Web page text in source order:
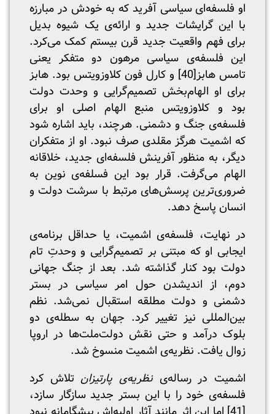
او فلسفه‌ای سیاسی آفرید که به خودش در مبارزه
با این گرایشات جدید و ارائه‌ی یک شیوه‌ بدیل
برای فهم واقعیت جدید قرن بیستم کمک می‌کرد.
این فلسفه‌ی سیاسی مرهون دو متفکر یعنی
تامس هابز[40]
و کارل فون کلاوزویتس بود. هابز
برای او الهام‌بخش تصمیم‌گرایی و وحدت دولت
بود و کلاوزویتس منبع الهام اصلی او برای
فلسفه‌ی جنگ و دشمنی. هرچند، باید اشاره شود
که اشمیت هرگز مقلدی صرف نبود. او از متفکران
دیگر، به منظور آفرینش فلسفه‌ای جدید، خلاقانه
الهام می‌گرفت. قرار بود این فسلفه‌ی نوین به
ضروری‌ترین پرسش‌های مرتبط با سرشت دولت و
انسان پاسخ دهد.
در نهایت، فلسفه‌ی اشمیت، یا حداقل برنامه‌ی
ایجابی او که مبتنی بر تصمیم‌گرایی و وحدتِ تام
دولت بود کنار گذاشته شد. بعد از جنگ جهانی
دوم، از اندیشدن حول امر سیاسی در بستر
دشمنی و دولت مطلقه استقبال نمی‌شد. نظم
بین‌المللی نیز تغییر کرد. جهان به سطله‌ی دو
بلوک درآمد و حتی نقش دولت‌ملت‌ها در اروپا
زوال یافت. نظریه‌ی اشمیت منسوخ شد.
اشمیت در رساله‌ی نظریه‌ی پارتیزانتلاش کرد
فلسفه‌ی خود را با این بستر جدید سازگار سازد،